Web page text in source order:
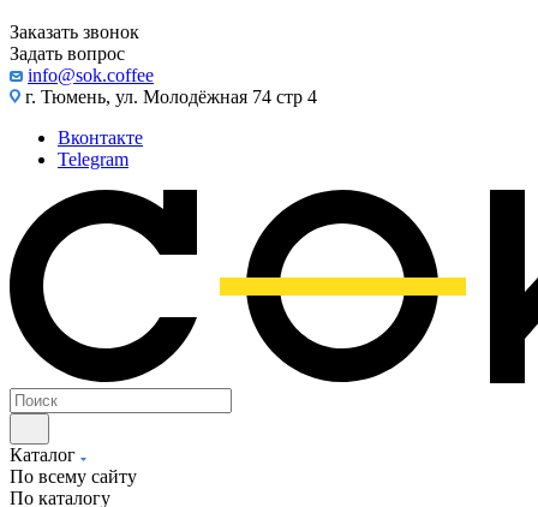
Заказать звонок
Задать вопрос
info@sok.coffee
г. Тюмень, ул. Молодёжная 74 стр 4
Вконтакте
Telegram
Каталог
По всему сайту
По каталогу